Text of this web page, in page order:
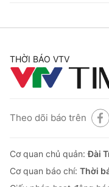
THỜI BÁO VTV
Theo dõi báo trên
Cơ quan chủ quản:Đài
Cơ quan báo chí: Thời